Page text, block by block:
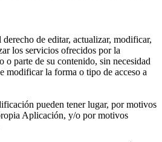
derecho de editar, actualizar, modificar,
los servicios ofrecidos por la
parte de su contenido, sin necesidad
modificar la forma o tipo de acceso a
pueden tener lugar, por motivos
Aplicación, y/o por motivos